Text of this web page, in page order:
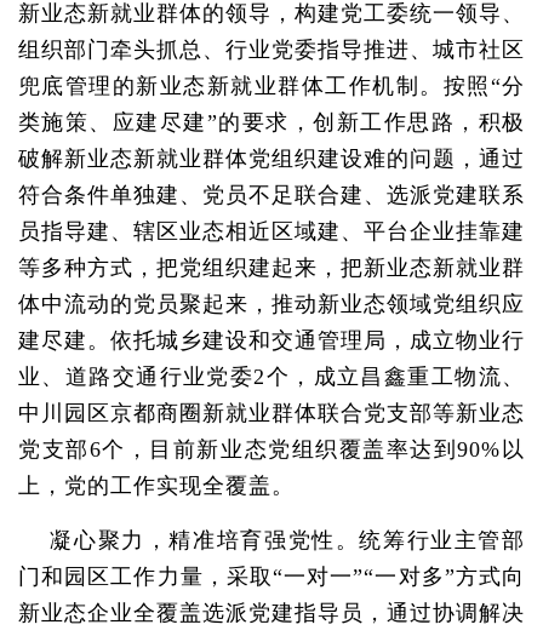
新业态新就业群体的领导，构建党工委统一领导、
组织部门牵头抓总、行业党委指导推进、城市社区
兜底管理的新业态新就业群体工作机制。按照“分
类施策、应建尽建”的要求，创新工作思路，积极
破解新业态新就业群体党组织建设难的问题，通过
符合条件单独建、党员不足联合建、选派党建联系
员指导建、辖区业态相近区域建、平台企业挂靠建
等多种方式，把党组织建起来，把新业态新就业群
体中流动的党员聚起来，推动新业态领域党组织应
建尽建。依托城乡建设和交通管理局，成立物业行
业、道路交通行业党委2个，成立昌鑫重工物流、
中川园区京都商圈新就业群体联合党支部等新业态
党支部6个，目前新业态党组织覆盖率达到90%以
上，党的工作实现全覆盖。
凝心聚力，精准培育强党性。统筹行业主管部
门和园区工作力量，采取“一对一”“一对多”方式向
新业态企业全覆盖选派党建指导员，通过协调解决